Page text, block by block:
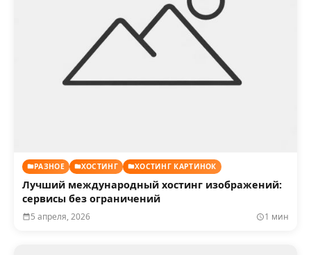
РАЗНОЕ ХОСТИНГ ХОСТИНГ КАРТИНОК
Лучший международный хостинг изображений:
сервисы без ограничений
5 апреля, 2026 1 мин